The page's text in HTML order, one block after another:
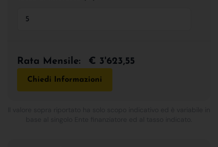
Rata Mensile: € 3'623,55
Chiedi Informazioni